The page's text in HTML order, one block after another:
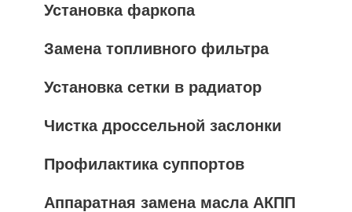
Установка фаркопа
Замена топливного фильтра
Установка сетки в радиатор
Чистка дроссельной заслонки
Профилактика суппортов
Аппаратная замена масла АКПП